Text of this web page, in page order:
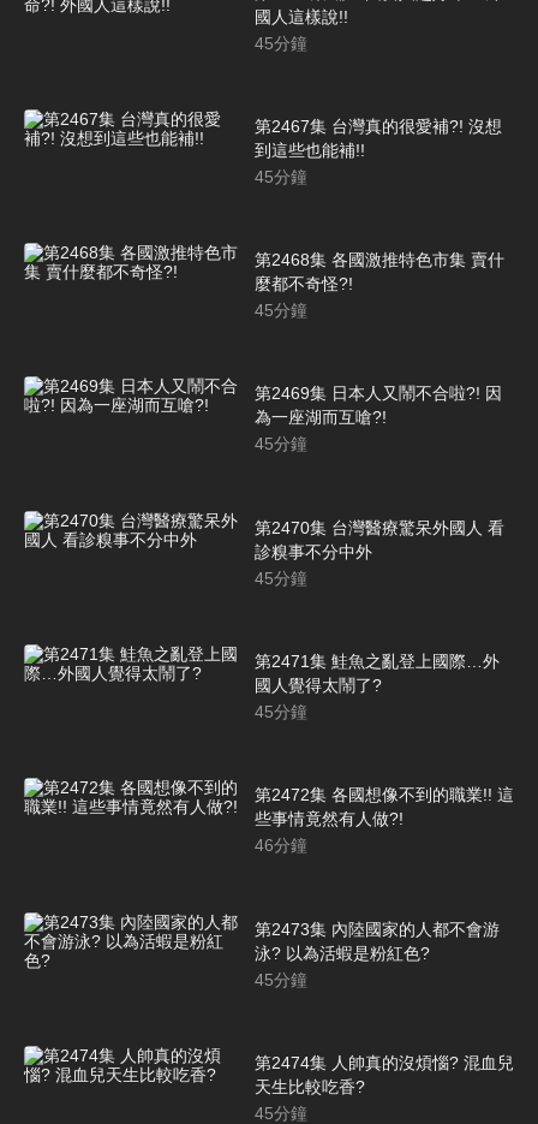
國人這樣說!!
45分鐘
第2467集 台灣真的很愛補?! 沒想
到這些也能補!!
45分鐘
第2468集 各國激推特色市集 賣什
麼都不奇怪?!
45分鐘
第2469集 日本人又鬧不合啦?! 因
為一座湖而互嗆?!
45分鐘
第2470集 台灣醫療驚呆外國人 看
診糗事不分中外
45分鐘
第2471集 鮭魚之亂登上國際…外
國人覺得太鬧了?
45分鐘
第2472集 各國想像不到的職業!! 這
些事情竟然有人做?!
46分鐘
第2473集 內陸國家的人都不會游
泳? 以為活蝦是粉紅色?
45分鐘
第2474集 人帥真的沒煩惱? 混血兒
天生比較吃香?
45分鐘